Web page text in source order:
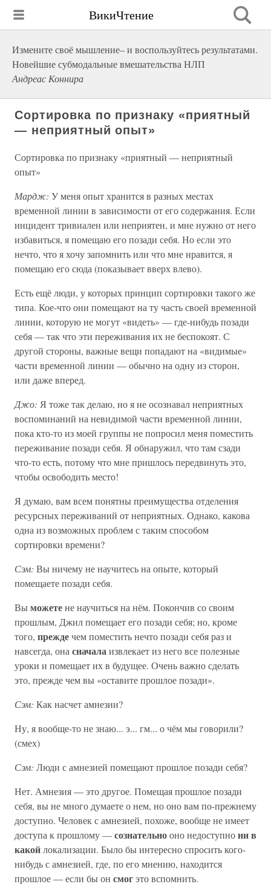
ВикиЧтение
Измените своё мышление– и воспользуйтесь результатами.
Новейшие субмодальные вмешательства НЛП
Андреас Коннира
Сортировка по признаку «приятный
— неприятный опыт»
Сортировка по признаку «приятный — неприятный
опыт»
Мардж: У меня опыт хранится в разных местах
временной линии в зависимости от его содержания. Если
инцидент тривиален или неприятен, и мне нужно от него
избавиться, я помещаю его позади себя. Но если это
нечто, что я хочу запомнить или что мне нравится, я
помещаю его сюда (показывает вверх влево).
Есть ещё люди, у которых принцип сортировки такого же
типа. Кое-что они помещают на ту часть своей временной
линии, которую не могут «видеть» — где-нибудь позади
себя — так что эти переживания их не беспокоят. С
другой стороны, важные вещи попадают на «видимые»
части временной линии — обычно на одну из сторон,
или даже вперед.
Джо: Я тоже так делаю, но я не осознавал неприятных
воспоминаний на невидимой части временной линии,
пока кто-то из моей группы не попросил меня поместить
переживание позади себя. Я обнаружил, что там сзади
что-то есть, потому что мне пришлось передвинуть это,
чтобы освободить место!
Я думаю, вам всем понятны преимущества отделения
ресурсных переживаний от неприятных. Однако, какова
одна из возможных проблем с таким способом
сортировки времени?
Сэм: Вы ничему не научитесь на опыте, который
помещаете позади себя.
Выможетене научиться на нём. Покончив со своим
прошлым, Джил помещает его позади себя; но, кроме
того, преждечем поместить нечто позади себя раз и
навсегда, она сначалаизвлекает из него все полезные
уроки и помещает их в будущее. Очень важно сделать
это, прежде чем вы «оставите прошлое позади».
Сэм: Как насчет амнезии?
Ну, я вообще-то не знаю... э... гм... о чём мы говорили?
(смех)
Сэм: Люди с амнезией помещают прошлое позади себя?
Нет. Амнезия — это другое. Помещая прошлое позади
себя, вы не много думаете о нем, но оно вам по-прежнему
доступно. Человек с амнезией, похоже, вообще не имеет
доступа к прошлому —сознательнооно недоступнони в
какойлокализации. Было бы интересно спросить кого-
нибудь с амнезией, где, по его мнению, находится
прошлое — если бы он смогэто вспомнить.